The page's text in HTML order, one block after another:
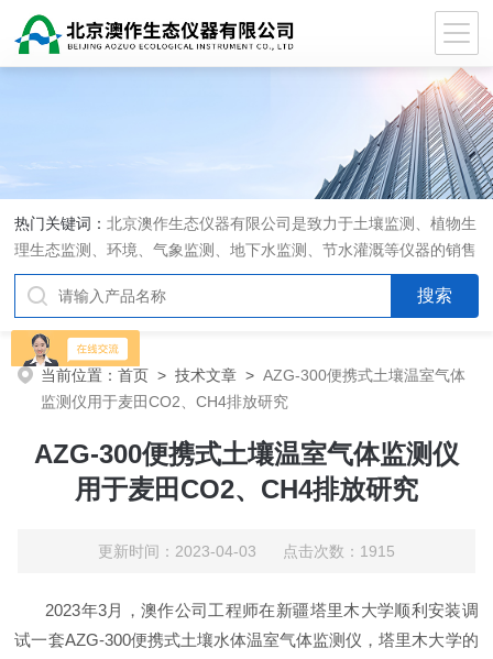
热门关键词：北京澳作生态仪器有限公司是致力于土壤监测、植物生
理生态监测、环境、气象监测、地下水监测、节水灌溉等仪器的销售
和系统集成的专业公司
当前位置：首页 >技术文章 >AZG-300便携式土壤温室气体
监测仪用于麦田CO2、CH4排放研究
AZG-300便携式土壤温室气体监测仪
用于麦田CO2、CH4排放研究
更新时间：2023-04-03 点击次数：1915
2023年3月，澳作公司工程师在新疆塔里木大学顺利安装调
试一套AZG-300便携式土壤水体温室气体监测仪，塔里木大学的